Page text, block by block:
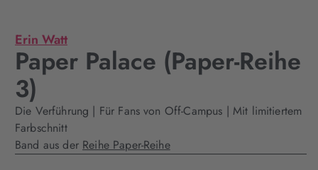
Erin Watt
Paper Palace (Paper-Reihe
3)
Die Verführung | Für Fans von Off-Campus | Mit limitiertem
Farbschnitt
Band aus der Reihe Paper-Reihe